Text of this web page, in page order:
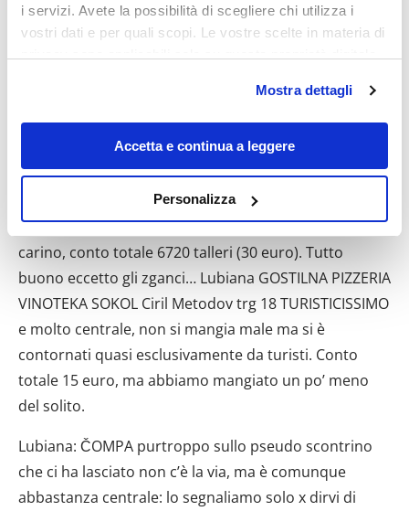
i servizi. Avete la possibilità di scegliere chi utilizza i
vostri dati e per quali scopi. Le vostre scelte in materia di
modificare o revocare il proprio consenso in qualsiasi
momento dalla Dichiarazione sui cookie o facendo clic
sull'icona di attivazione della privacy.
raccogliere informazioni sulla tua posizione
geografica, con un'approssimazione di qualche
metro,
Identificare il tuo dispositivo, scansionandolo
attivamente alla ricerca di caratteristiche specifiche
(impronte digitali).
Approfondisci come vengono elaborati i tuoi dati personali
e imposta le tue preferenze nella
modificare o ritirare il tuo consenso in qualsiasi momento
dalla Dichiarazione sui cookie.
Utilizziamo i cookie per personalizzare contenuti ed
annunci, per fornire funzionalità dei social media e per
analizzare il nostro traffico. Condividiamo inoltre
Mostra dettagli
Accetta e continua a leggere
Personalizza
Lubiana: :GOSTILNA VODNIKOV HRAM, dunajska 270,
ljubljana. Sorta i pub vicino al mercato, ambiente
carino, conto totale 6720 talleri (30 euro). Tutto
buono eccetto gli zganci… Lubiana GOSTILNA PIZZERIA
VINOTEKA SOKOL Ciril Metodov trg 18 TURISTICISSIMO
e molto centrale, non si mangia male ma si è
contornati quasi esclusivamente da turisti. Conto
totale 15 euro, ma abbiamo mangiato un po’ meno
del solito.
Lubiana: ČOMPA purtroppo sullo pseudo scontrino
che ci ha lasciato non c’è la via, ma è comunque
abbastanza centrale: lo segnaliamo solo x dirvi di